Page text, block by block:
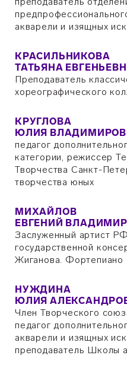
акварели и изящных
КРАСИЛЬНИКОВА
ТАТЬЯНА
Преподаватель
хореографического
КРУГЛОВА
ЮЛИЯ
педагог
категории, режиссер
Творчества Санкт-
творчества юных
МИХАЙЛОВ
ЕВГЕНИЙ
Заслуженный артист
государственной
Жиганова. Фортепиано
НУЖДИНА
ЮЛИЯ
Член Творческого
педагог
акварели и изящных
преподаватель Школы